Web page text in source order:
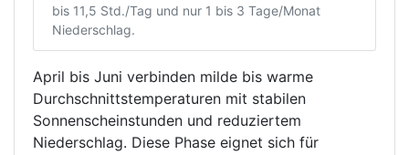
bis 11,5 Std./Tag und nur 1 bis 3 Tage/Monat
Niederschlag.
April bis Juni verbinden milde bis warme
Durchschnittstemperaturen mit stabilen
Sonnenscheinstunden und reduziertem
Niederschlag. Diese Phase eignet sich für